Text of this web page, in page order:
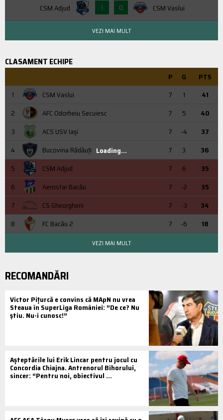
CSM Adjud
1
0 CSM Vaslui
VEZI MAI MULT
CLASAMENT ECHIPE
P G
PTS
1
CSM Vaslui 7 1
41
2
AFC Odorheiu Secuiesc 7 5
40
3
ACS USV Iaşi 7 -4
37
4
Bucovina Rădăuți 7 3
36
5
CSM Adjud 7 6
35
6
Aerostar Bacău 7 -2
35
7
CS Gheorgheni 7 -3
34
8
FC Bacău 2 7 -6 18
Loading...
VEZI MAI MULT
RECOMANDĂRI
Victor Pițurcă e convins că MApN nu vrea
Steaua în SuperLiga României: ”De ce? Nu
știu. Nu-i cunosc!”
Așteptările lui Erik Lincar pentru jocul cu
Concordia Chiajna. Antrenorul Bihorului,
sincer: ”Pentru noi, obiectivul ...